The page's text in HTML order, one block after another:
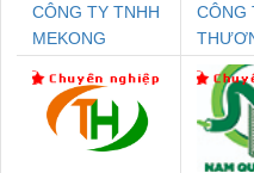
CÔNG TY TNHH
MEKONG
CÔNG
NAM